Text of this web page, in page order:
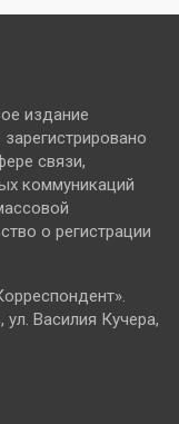
издание
зарегистрировано
связи,
коммуникаций
о регистрации
ул. Василия Кучера,